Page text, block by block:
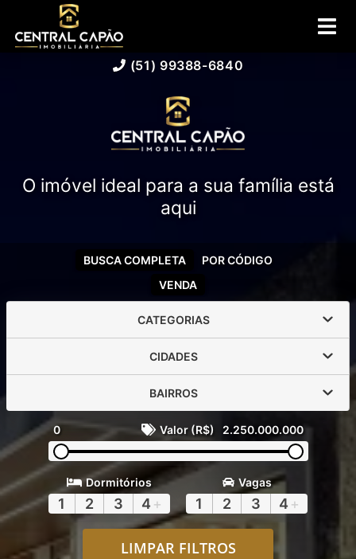
(51) 99388-6840
O imóvel ideal para a sua família está
aqui
VENDA
BUSCA COMPLETA POR CÓDIGO
CATEGORIAS
CIDADES
BAIRROS
0 Valor (R$) 2.250.000.000
Dormitórios
1 2 3 4 +
Vagas
1 2 3 4 +
LIMPAR FILTROS